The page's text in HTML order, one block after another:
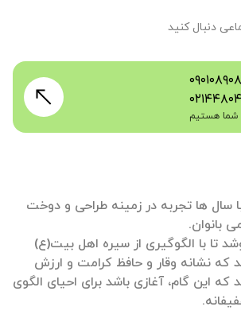
سال ها تجربه در زمینه طراحی و دوخت
تا با الگوگیری از سیره اهل بیت(ع)
که نشانه وقار و حافظ کرامت و ارزش
این گام، آغازی باشد برای احیای الگوی
دنبال کنید
شما هستیم